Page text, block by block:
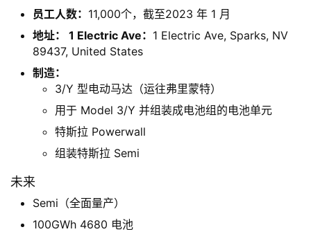
员工人数： 11,000个，截至2023 年 1 月
地址： 1 Electric Ave： 1 Electric Ave, Sparks, NV
89437, United States
制造：
3/Y 型电动马达（运往弗里蒙特）
用于 Model 3/Y 并组装成电池组的电池单元
特斯拉 Powerwall
组装特斯拉 Semi
未来
Semi（全面量产）
100GWh 4680 电池